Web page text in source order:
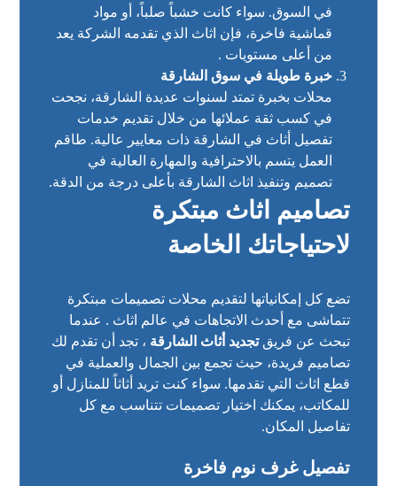
في السوق. سواء كانت خشباً صلباً، أو مواد
قماشية فاخرة، فإن اثاث الذي تقدمه الشركة يعد
من أعلى مستويات .
خبرة طويلة في سوق الشارقة
محلات بخبرة تمتد لسنوات عديدة الشارقة، نجحت
في كسب ثقة عملائها من خلال تقديم خدمات
تفصيل أثاث في الشارقة ذات معايير عالية. طاقم
العمل يتسم بالاحترافية والمهارة العالية في
تصميم وتنفيذ اثاث الشارقة بأعلى درجة من الدقة.
تصاميم اثاث مبتكرة
لاحتياجاتك الخاصة
تضع كل إمكانياتها لتقديم محلات تصميمات مبتكرة
تتماشى مع أحدث الاتجاهات في عالم اثاث . عندما
تبحث عن فريقتجديد أثاث الشارقة ، تجد أن تقدم لك
تصاميم فريدة، حيث تجمع بين الجمال والعملية في
قطع اثاث التي تقدمها. سواء كنت تريد أثاثاً للمنازل أو
للمكاتب، يمكنك اختيار تصميمات تتناسب مع كل
تفاصيل المكان.
تفصيل غرف نوم فاخرة